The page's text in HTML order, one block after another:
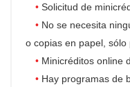
Solicitud de
No se necesita
o copias en papel,
Minicréditos online
Hay programas de